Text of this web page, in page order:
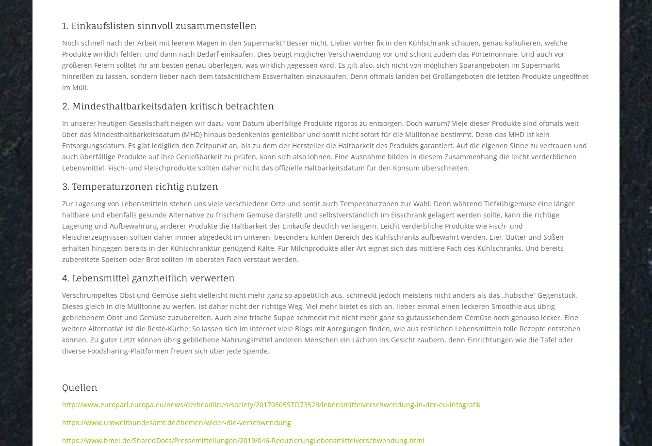
1. Einkaufslisten sinnvoll zusammenstellen
Noch schnell nach der Arbeit mit leerem Magen in den Supermarkt? Besser nicht. Lieber vorher fix in den Kühlschrank schauen, genau kalkulieren, welche
Produkte wirklich fehlen, und dann nach Bedarf einkaufen. Dies beugt möglicher Verschwendung vor und schont zudem das Portemonnaie. Und auch vor
größeren Feiern solltet ihr am besten genau überlegen, was wirklich gegessen wird. Es gilt also, sich nicht von möglichen Sparangeboten im Supermarkt
hinreißen zu lassen, sondern lieber nach dem tatsächlichem Essverhalten einzukaufen. Denn oftmals landen bei Großangeboten die letzten Produkte ungeöffnet
im Müll.
2. Mindesthaltbarkeitsdaten kritisch betrachten
In unserer heutigen Gesellschaft neigen wir dazu, vom Datum überfällige Produkte rigoros zu entsorgen. Doch warum? Viele dieser Produkte sind oftmals weit
über das Mindesthaltbarkeitsdatum (MHD) hinaus bedenkenlos genießbar und somit nicht sofort für die Mülltonne bestimmt. Denn das MHD ist kein
Entsorgungsdatum. Es gibt lediglich den Zeitpunkt an, bis zu dem der Hersteller die Haltbarkeit des Produkts garantiert. Auf die eigenen Sinne zu vertrauen und
auch überfällige Produkte auf ihre Genießbarkeit zu prüfen, kann sich also lohnen. Eine Ausnahme bilden in diesem Zusammenhang die leicht verderblichen
Lebensmittel. Fisch- und Fleischprodukte sollten daher nicht das offizielle Haltbarkeitsdatum für den Konsum überschreiten.
3. Temperaturzonen richtig nutzen
Zur Lagerung von Lebensmitteln stehen uns viele verschiedene Orte und somit auch Temperaturzonen zur Wahl. Denn während Tiefkühlgemüse eine länger
haltbare und ebenfalls gesunde Alternative zu frischem Gemüse darstellt und selbstverständlich im Eisschrank gelagert werden sollte, kann die richtige
Lagerung und Aufbewahrung anderer Produkte die Haltbarkeit der Einkäufe deutlich verlängern. Leicht verderbliche Produkte wie Fisch- und
Fleischerzeugnissen sollten daher immer abgedeckt im unteren, besonders kühlen Bereich des Kühlschranks aufbewahrt werden, Eier, Butter und Soßen
erhalten hingegen bereits in der Kühlschranktür genügend Kälte. Für Milchprodukte aller Art eignet sich das mittlere Fach des Kühlschranks. Und bereits
zubereitete Speisen oder Brot sollten im obersten Fach verstaut werden.
4. Lebensmittel ganzheitlich verwerten
Verschrumpeltes Obst und Gemüse sieht vielleicht nicht mehr ganz so appetitlich aus, schmeckt jedoch meistens nicht anders als das „hübsche“ Gegenstück.
Dieses gleich in die Mülltonne zu werfen, ist daher nicht der richtige Weg. Viel mehr bietet es sich an, lieber einmal einen leckeren Smoothie aus übrig
gebliebenem Obst und Gemüse zuzubereiten. Auch eine frische Suppe schmeckt mit nicht mehr ganz so gutaussehendem Gemüse noch genauso lecker. Eine
weitere Alternative ist die Reste-Küche: So lassen sich im Internet viele Blogs mit Anregungen finden, wie aus restlichen Lebensmitteln tolle Rezepte entstehen
können. Zu guter Letzt können übrig gebliebene Nahrungsmittel anderen Menschen ein Lächeln ins Gesicht zaubern, denn Einrichtungen wie die Tafel oder
diverse Foodsharing-Plattformen freuen sich über jede Spende.
Quellen
http://www.europarl.europa.eu/news/de/headlines/society/20170505STO73528/lebensmittelverschwendung-in-der-eu-infografik
https://www.umweltbundesamt.de/themen/wider-die-verschwendung
https://www.bmel.de/SharedDocs/Pressemitteilungen/2019/046-ReduzierungLebensmittelverschwendung.html